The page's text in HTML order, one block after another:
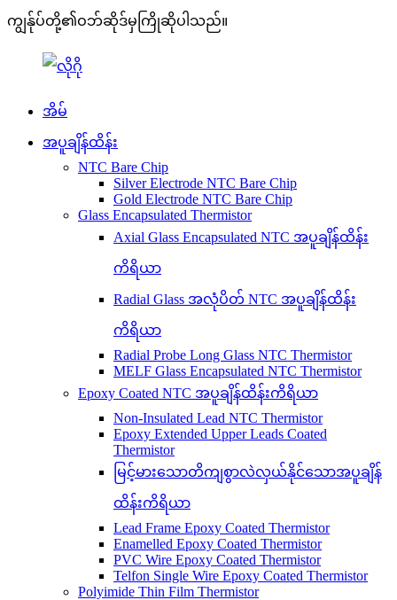
ကျွန်ုပ်တို့၏ဝဘ်ဆိုဒ်မှကြိုဆိုပါသည်။
အိမ်
အပူချိန်ထိန်း
NTC Bare Chip
Silver Electrode NTC Bare Chip
Gold Electrode NTC Bare Chip
Glass Encapsulated Thermistor
Axial Glass Encapsulated NTC အပူချိန်ထိန်း
ကိရိယာ
Radial Glass အလုံပိတ် NTC အပူချိန်ထိန်း
ကိရိယာ
Radial Probe Long Glass NTC Thermistor
MELF Glass Encapsulated NTC Thermistor
Epoxy Coated NTC အပူချိန်ထိန်းကိရိယာ
Non-Insulated Lead NTC Thermistor
Epoxy Extended Upper Leads Coated
Thermistor
မြင့်မားသောတိကျစွာလဲလှယ်နိုင်သောအပူချိန်
ထိန်းကိရိယာ
Lead Frame Epoxy Coated Thermistor
Enamelled Epoxy Coated Thermistor
PVC Wire Epoxy Coated Thermistor
Telfon Single Wire Epoxy Coated Thermistor
Polyimide Thin Film Thermistor